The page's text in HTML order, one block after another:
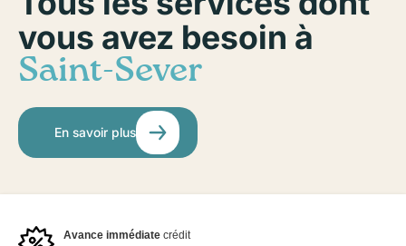
vous avez besoin à
Saint-Sever
En savoir plus
Avance immédiate crédit